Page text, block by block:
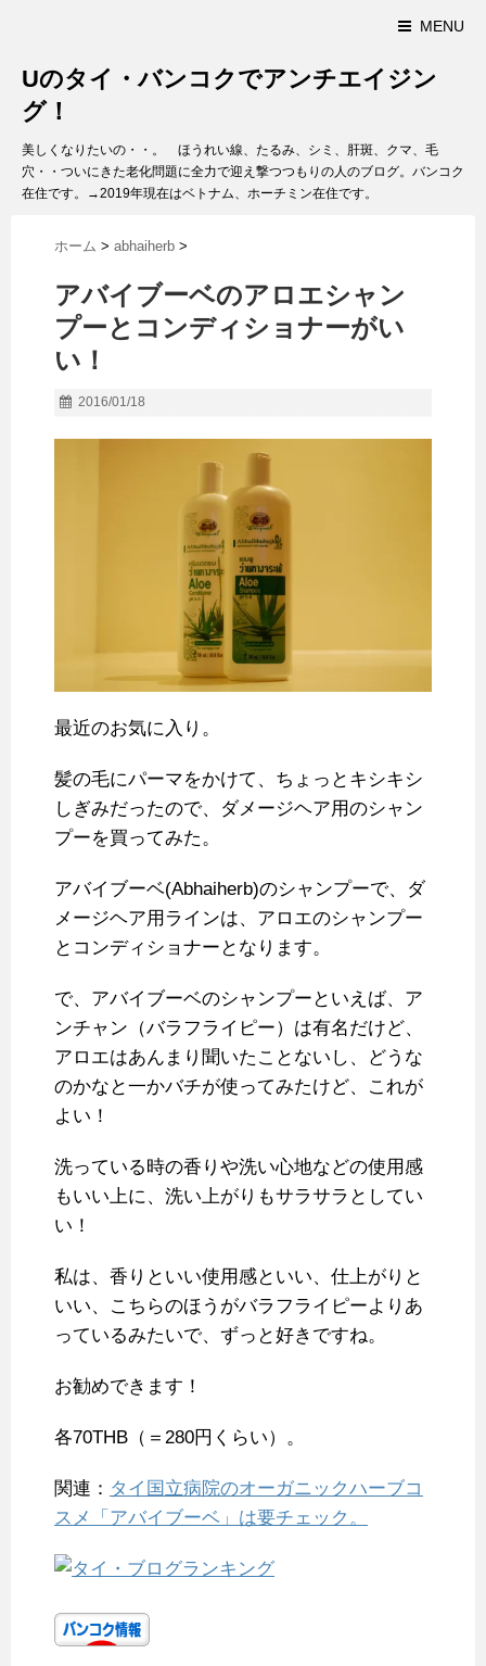
MENU
Uのタイ・バンコクでアンチエイジン
グ！
美しくなりたいの・・。 ほうれい線、たるみ、シミ、肝斑、クマ、毛
穴・・ついにきた老化問題に全力で迎え撃つつもりの人のブログ。バンコク
在住です。→2019年現在はベトナム、ホーチミン在住です。
ホーム > abhaiherb >
アバイブーベのアロエシャン
プーとコンディショナーがい
い！
2016/01/18
最近のお気に入り。
髪の毛にパーマをかけて、ちょっとキシキシ
しぎみだったので、ダメージヘア用のシャン
プーを買ってみた。
アバイブーベ(Abhaiherb)のシャンプーで、ダ
メージヘア用ラインは、アロエのシャンプー
とコンディショナーとなります。
で、アバイブーベのシャンプーといえば、ア
ンチャン（バラフライピー）は有名だけど、
アロエはあんまり聞いたことないし、どうな
のかなと一かバチが使ってみたけど、これが
よい！
洗っている時の香りや洗い心地などの使用感
もいい上に、洗い上がりもサラサラとしてい
い！
私は、香りといい使用感といい、仕上がりと
いい、こちらのほうがバラフライピーよりあ
っているみたいで、ずっと好きですね。
お勧めできます！
各70THB（＝280円くらい）。
関連： タイ国立病院のオーガニックハーブコ
スメ「アバイブーベ」は要チェック。